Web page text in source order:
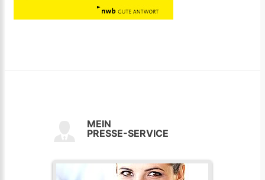
MEIN
PRESSE-SERVICE